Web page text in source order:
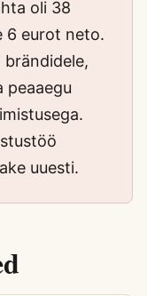
oli 38
6 eurot neto.
peaaegu
uuesti.